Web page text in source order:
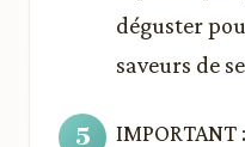
déguster
saveurs de